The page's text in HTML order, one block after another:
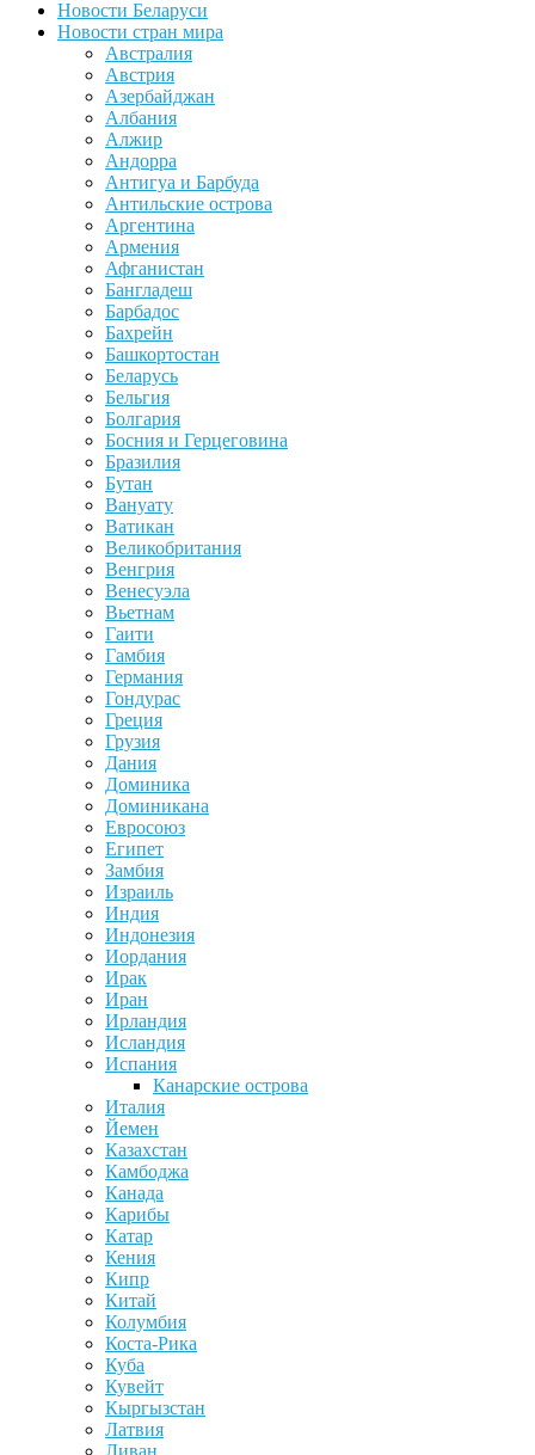
Новости Беларуси
Новости стран мира
Австралия
Австрия
Азербайджан
Албания
Алжир
Андорра
Антигуа и Барбуда
Антильские острова
Аргентина
Армения
Афганистан
Бангладеш
Барбадос
Бахрейн
Башкортостан
Беларусь
Бельгия
Болгария
Босния и Герцеговина
Бразилия
Бутан
Вануату
Ватикан
Великобритания
Венгрия
Венесуэла
Вьетнам
Гаити
Гамбия
Германия
Гондурас
Греция
Грузия
Дания
Доминика
Доминикана
Евросоюз
Египет
Замбия
Израиль
Индия
Индонезия
Иордания
Ирак
Иран
Ирландия
Исландия
Испания
Канарские острова
Италия
Йемен
Казахстан
Камбоджа
Канада
Карибы
Катар
Кения
Кипр
Китай
Колумбия
Коста-Рика
Куба
Кувейт
Кыргызстан
Латвия
Ливан